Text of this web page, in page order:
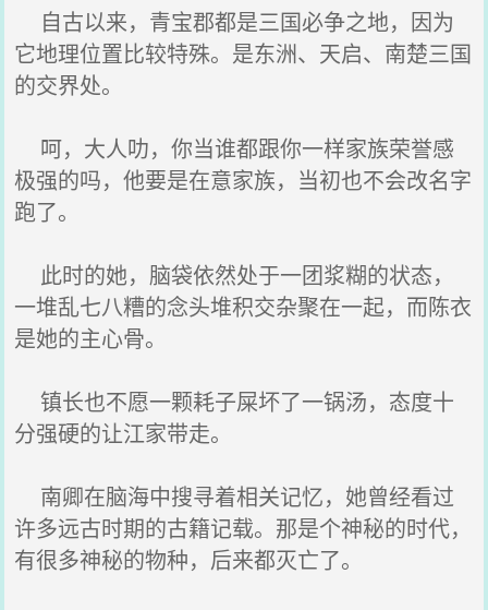
自古以来，青宝郡都是三国必争之地，因为
它地理位置比较特殊。是东洲、天启、南楚三国
的交界处。
呵，大人叻，你当谁都跟你一样家族荣誉感
极强的吗，他要是在意家族，当初也不会改名字
跑了。
此时的她，脑袋依然处于一团浆糊的状态，
一堆乱七八糟的念头堆积交杂聚在一起，而陈衣
是她的主心骨。
镇长也不愿一颗耗子屎坏了一锅汤，态度十
分强硬的让江家带走。
南卿在脑海中搜寻着相关记忆，她曾经看过
许多远古时期的古籍记载。那是个神秘的时代，
有很多神秘的物种，后来都灭亡了。